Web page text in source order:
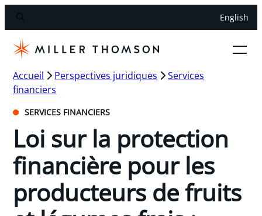
English
Accueil Perspectives juridiques
Services
financiers
SERVICES FINANCIERS
Loi sur la protection
financière pour les
producteurs de fruits